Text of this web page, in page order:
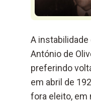
A
António de
preferindo
em abril de
fora eleito, em